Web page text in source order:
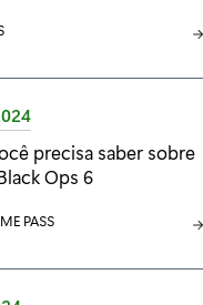
precisa saber sobre
Ops 6
PASS